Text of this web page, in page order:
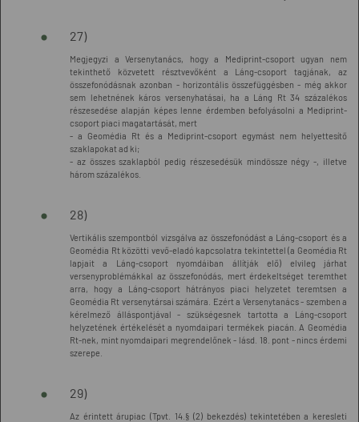
27)
Megjegyzi a Versenytanács, hogy a Mediprint-csoport ugyan nem
tekinthető közvetett résztvevőként a Láng-csoport tagjának, az
összefonódásnak azonban - horizontális összefüggésben - még akkor
sem lehetnének káros versenyhatásai, ha a Láng Rt 34 százalékos
részesedése alapján képes lenne érdemben befolyásolni a Mediprint-
csoport piaci magatartását, mert
- a Geomédia Rt és a Mediprint-csoport egymást nem helyettesítő
szaklapokat ad ki;
- az összes szaklapból pedig részesedésük mindössze négy -, illetve
három százalékos.
28)
Vertikális szempontból vizsgálva az összefonódást a Láng-csoport és a
Geomédia Rt közötti vevő-eladó kapcsolatra tekintettel (a Geomédia Rt
lapjait a Láng-csoport nyomdáiban állítják elő) elvileg járhat
versenyproblémákkal az összefonódás, mert érdekeltséget teremthet
arra, hogy a Láng-csoport hátrányos piaci helyzetet teremtsen a
Geomédia Rt versenytársai számára. Ezért a Versenytanács - szemben a
kérelmező álláspontjával - szükségesnek tartotta a Láng-csoport
helyzetének értékelését a nyomdaipari termékek piacán. A Geomédia
Rt-nek, mint nyomdaipari megrendelőnek - lásd. 18. pont - nincs érdemi
szerepe.
29)
Az érintett árupiac (Tpvt. 14.§ (2) bekezdés) tekintetében a keresleti